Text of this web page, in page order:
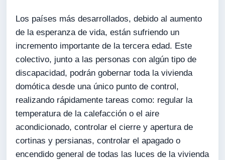
Los países más desarrollados, debido al aumento
de la esperanza de vida, están sufriendo un
incremento importante de la tercera edad. Este
colectivo, junto a las personas con algún tipo de
discapacidad, podrán gobernar toda la vivienda
domótica desde una único punto de control,
realizando rápidamente tareas como: regular la
temperatura de la calefacción o el aire
acondicionado, controlar el cierre y apertura de
cortinas y persianas, controlar el apagado o
encendido general de todas las luces de la vivienda